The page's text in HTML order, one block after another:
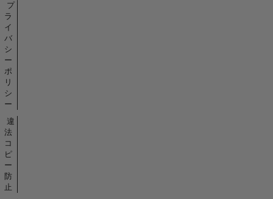
プ
ラ
イ
バ
シ
ー
ポ
リ
シ
ー
違
法
コ
ピ
ー
防
止